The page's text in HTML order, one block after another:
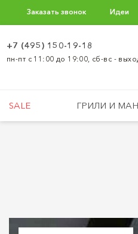
Заказать звонок Идеи
+7 (495) 150-19-18
пн-пт с 11:00 до 19:00, сб-вс -
SALE ГРИЛИ И